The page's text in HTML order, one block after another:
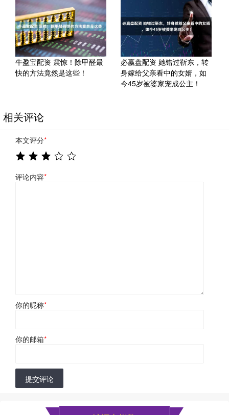
牛盈宝配资 震惊！除甲醛最
快的方法竟然是这些！
必赢盘配资 她错过靳东，转
身嫁给父亲看中的女婿，如
今45岁被婆家宠成公主！
相关评论
本文评分*
评论内容*
你的昵称*
你的邮箱*
提交评论